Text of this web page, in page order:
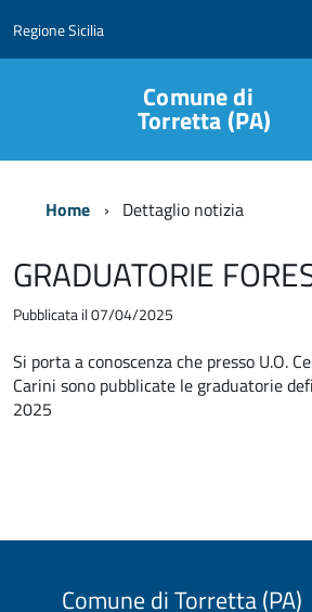
Regione Sicilia
Comune di
Torretta (PA)
Home Dettaglio notizia
GRADUATORIE
Pubblicata il 07/04/2025
Si porta a conoscenza che presso U.O.
Carini sono pubblicate le graduatorie
2025
Comune di Torretta (PA)